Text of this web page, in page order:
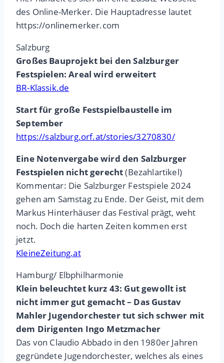
des Online-Merker. Die Hauptadresse lautet
https://onlinemerker.com
Salzburg
Großes Bauprojekt bei den Salzburger
Festspielen: Areal wird erweitert
BR-Klassik.de
Start für große Festspielbaustelle im
September
https://salzburg.orf.at/stories/3270830/
Eine Notenvergabe wird den Salzburger
Festspielen nicht gerecht(Bezahlartikel)
Kommentar: Die Salzburger Festspiele 2024
gehen am Samstag zu Ende. Der Geist, mit dem
Markus Hinterhäuser das Festival prägt, weht
noch. Doch die harten Zeiten kommen erst
jetzt.
KleineZeitung.at
Hamburg/ Elbphilharmonie
Klein beleuchtet kurz 43: Gut gewollt ist
nicht immer gut gemacht – Das Gustav
Mahler Jugendorchester tut sich schwer mit
dem Dirigenten Ingo Metzmacher
Das von Claudio Abbado in den 1980er Jahren
gegründete Jugendorchester, welches als eines